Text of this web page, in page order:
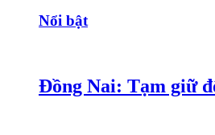
Nổi bật
Đồng Nai: Tạm giữ